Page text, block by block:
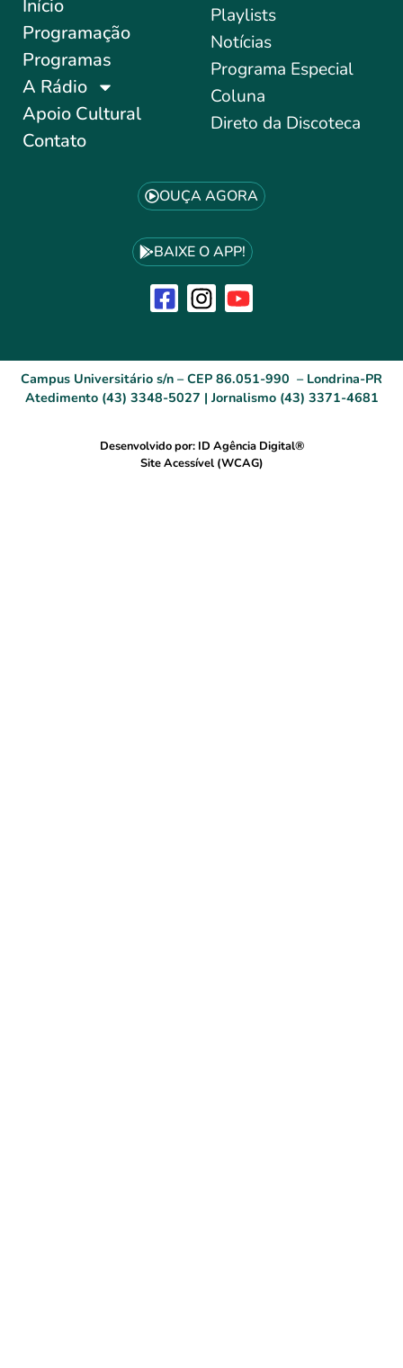
Início
Programação
Programas
A Rádio
Apoio Cultural
Contato
Playlists
Notícias
Programa Especial
Coluna
Direto da Discoteca
OUÇA AGORA
BAIXE O APP!
Campus Universitário s/n – CEP 86.051-990 – Londrina-PR
Atedimento (43) 3348-5027 | Jornalismo (43) 3371-4681
Desenvolvido por: ID Agência Digital®
Site Acessível (WCAG)